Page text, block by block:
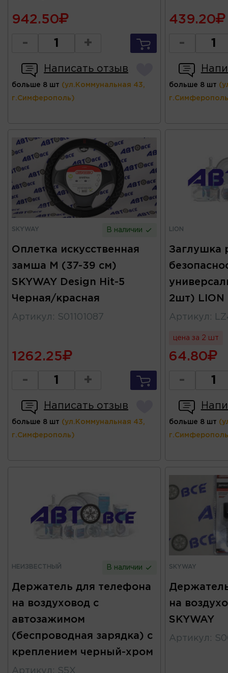
942.50
- +
Написать отзыв
больше 8 шт (ул.Коммунальная 43,
г.Симферополь)
439.20
-
больше 8 шт
SKYWAY В наличии
Оплетка искусственная
замша M (37-39 см)
SKYWAY Design Hit-5
Черная/красная
Артикул : S01101087
1262.25
- +
Написать отзыв
больше 8 шт (ул.Коммунальная 43,
г.Симферополь)
LION
Заглушка
2шт) LION
Артикул :
цена за 2 шт
64.80
-
больше 8 шт
НЕИЗВЕСТНЫЙ В наличии
Держатель для телефона
на воздуховод с
автозажимом
(беспроводная зарядка) с
креплением черный-хром
Артикул : S5X
SKYWAY
на
SKYWAY
Артикул :